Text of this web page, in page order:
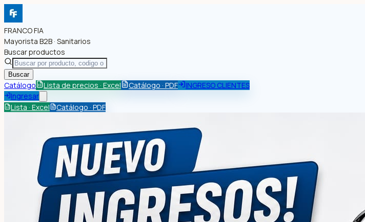
FRANCO FIA
Mayorista B2B · Sanitarios
Buscar productos
Buscar
Catálogo Lista de precios · Excel Catálogo · PDF
INGRESO CLIENTES
Ingresar
Lista · Excel
Catálogo · PDF